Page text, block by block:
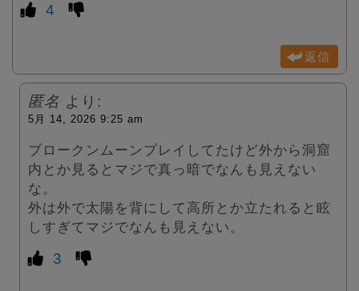
4
返信
匿名 より:
5月 14, 2026 9:25 am
ブロークンムーンプレイしてたけど外から洞窟
内とか見るとマジで真っ暗でなんも見えない
な。
外は外で太陽を背にして高所とか立たれると眩
しすぎてマジでなんも見えない。
3